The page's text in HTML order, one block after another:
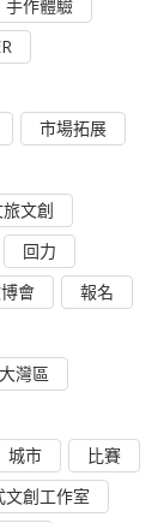
手作體驗
市場拓展
文創
回力
會
報名
大灣區
城市
比賽
文創工作室